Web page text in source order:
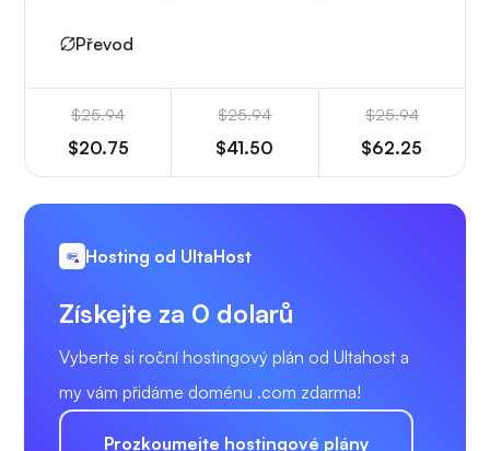
Převod
$25.94
$20.75
$25.94
$41.50
$25.94
$62.25
Hosting od UltaHost
Získejte za 0 dolarů
Vyberte si roční hostingový plán od Ultahost a
my vám přidáme doménu .com zdarma!
Prozkoumejte hostingové plány